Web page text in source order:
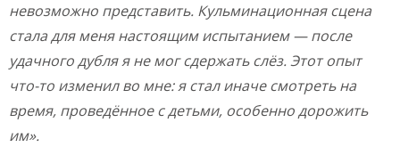
невозможно представить. Кульминационная сцена
стала для меня настоящим испытанием — после
удачного дубля я не мог сдержать слёз. Этот опыт
что-то изменил во мне: я стал иначе смотреть на
время, проведённое с детьми, особенно дорожить
им».